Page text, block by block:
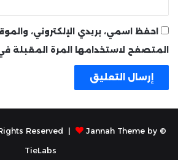
احفظ اسمي، بريدي الإلكتروني،
المتصفح لاستخدامها المرة المقبلة
© Copyright 2026, All Rights Reserved |
Jannah Theme by
TieLabs